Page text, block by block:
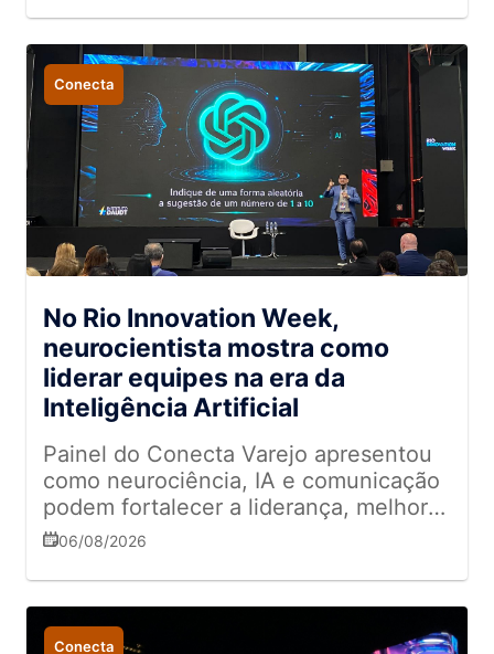
Conecta
No Rio Innovation Week,
neurocientista mostra como
liderar equipes na era da
Inteligência Artificial
Painel do Conecta Varejo apresentou
como neurociência, IA e comunicação
podem fortalecer a liderança, melhorar
a tomada de decisões e impulsionar
06/08/2026
Conecta